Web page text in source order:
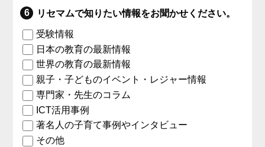
リセマムで知りたい情報をお聞かせください。
受験情報
日本の教育の最新情報
世界の教育の最新情報
親子・子どものイベント・レジャー情報
専門家・先生のコラム
ICT活用事例
著名人の子育て事例やインタビュー
その他